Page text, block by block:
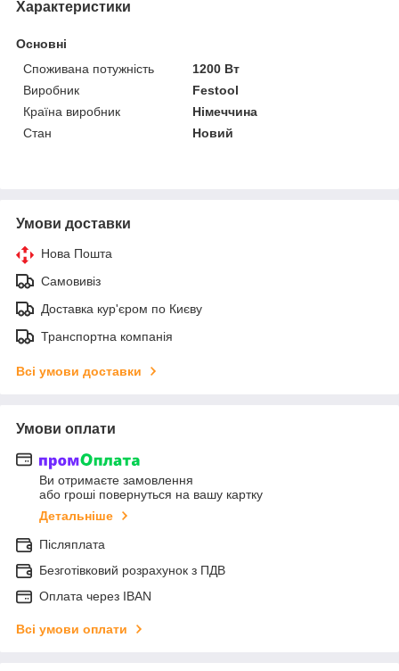
Характеристики
Основні
Споживана потужність
1200 Вт
Виробник
Festool
Країна виробник
Німеччина
Стан
Новий
Умови доставки
Нова Пошта
Самовивіз
Доставка кур'єром по Києву
Транспортна компанія
Всі умови доставки
Умови оплати
Ви отримаєте замовлення
або гроші повернуться на вашу картку
Детальніше
Післяплата
Безготівковий розрахунок з ПДВ
Оплата через IBAN
Всі умови оплати